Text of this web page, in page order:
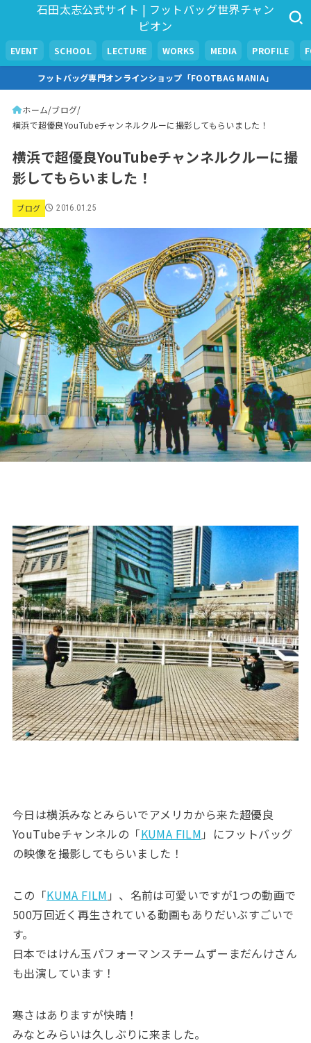
石田太志公式サイト | フットバッグ世界チャン
ピオン
EVENT SCHOOL LECTURE WORKS MEDIA PROFILE
フットバッグ専門オンラインショップ「FOOTBAG MANIA」
ホーム ブログ
横浜で超優良YouTubeチャンネルクルーに撮影してもらいました！
横浜で超優良YouTubeチャンネルクルーに撮
影してもらいました！
ブログ 2016.01.25
今日は横浜みなとみらいでアメリカから来た超優良
YouTubeチャンネルの「KUMA FILM 」にフットバッグ
の映像を撮影してもらいました！
この「KUMA FILM 」、名前は可愛いですが1つの動画で
500万回近く再生されている動画もありだいぶすごいで
す。
日本ではけん玉パフォーマンスチームずーまだんけさん
も出演しています！
寒さはありますが快晴！
みなとみらいは久しぶりに来ました。